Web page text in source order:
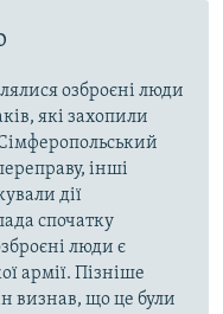
озброєні люди
які захопили
інші
дії
спочатку
люди є
армії. Пізніше
визнав, що це були